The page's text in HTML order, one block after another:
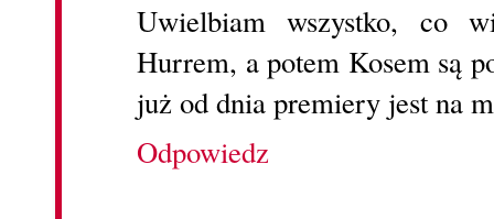
Uwielbiam wszystko, co
Hurrem, a potem Kosem są
już od dnia premiery jest na
Odpowiedz